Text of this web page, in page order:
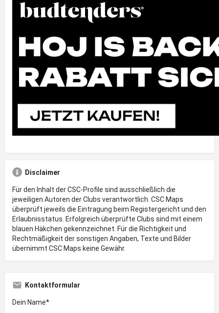
Disclaimer
Für den Inhalt der CSC-Profile sind ausschließlich die
jeweiligen Autoren der Clubs verantwortlich. CSC Maps
überprüft jeweils die Eintragung beim Registergericht und den
Erlaubnisstatus. Erfolgreich überprüfte Clubs sind mit einem
blauen Häkchen gekennzeichnet. Für die Richtigkeit und
Rechtmäßigkeit der sonstigen Angaben, Texte und Bilder
übernimmt CSC Maps keine Gewähr.
Kontaktformular
Dein Name*